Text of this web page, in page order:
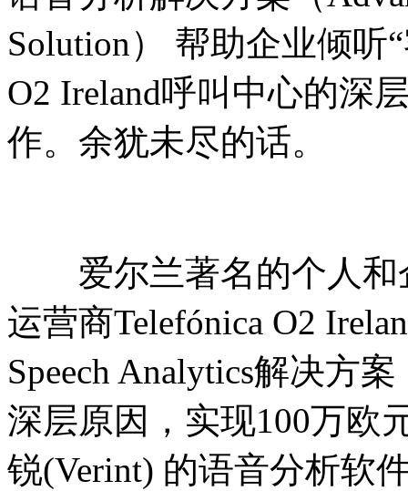
Solution） 帮助企业倾听
O2 Ireland呼叫中心的深
作。余犹未尽的话。
爱尔兰著名的个人和
运营商Telefónica O2
Speech Analytics解决方
深层原因，实现100万欧
锐(Verint) 的语音分析软